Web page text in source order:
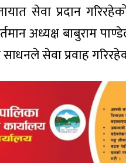
सेवा प्रदान
अध्यक्ष बाबुराम
सेवा प्रवाह